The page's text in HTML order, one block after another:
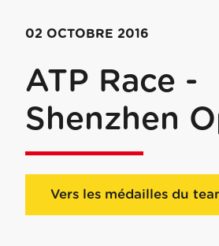
02 OCTOBRE 2016
ATP Race -
Shenzhen
Vers les médailles du